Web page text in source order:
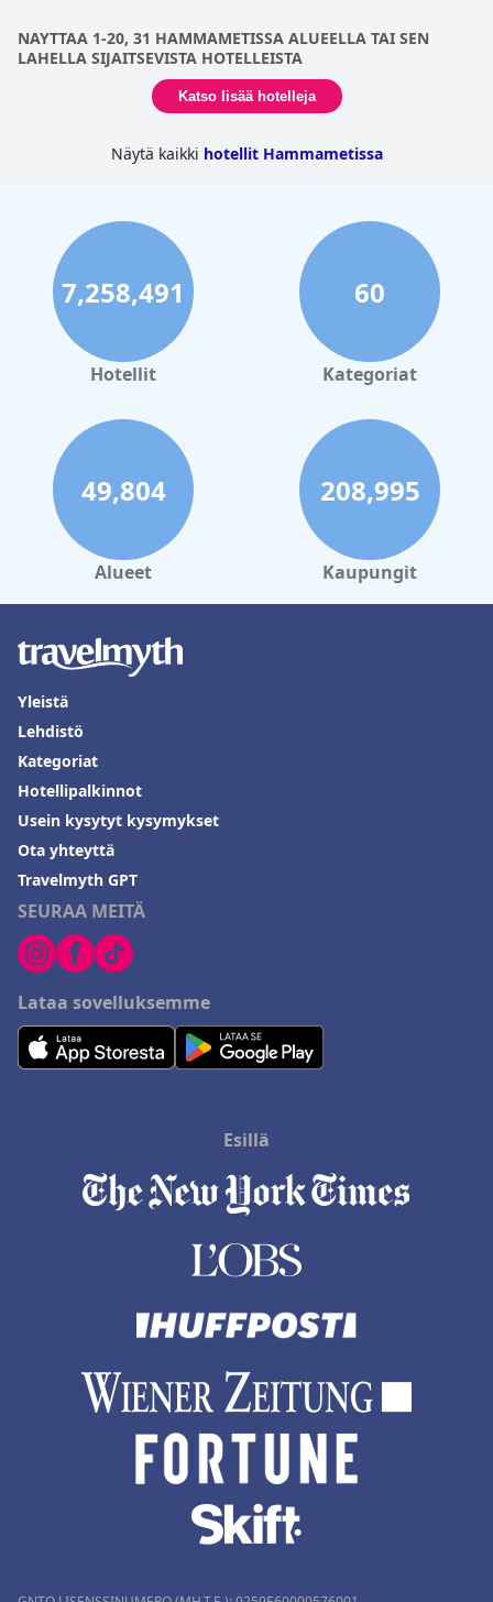
NAYTTAA 1-20, 31 HAMMAMETISSA ALUEELLA TAI SEN
LAHELLA SIJAITSEVISTA HOTELLEISTA
Katso lisää hotelleja
Näytä kaikki hotellit Hammametissa
7,258,491
Hotellit
60
Kategoriat
49,804
Alueet
208,995
Kaupungit
SEURAA MEITÄ
Lataa sovelluksemme
Yleistä
Lehdistö
Kategoriat
Hotellipalkinnot
Usein kysytyt kysymykset
Ota yhteyttä
Travelmyth GPT
Esillä